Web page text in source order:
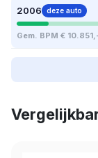
2006 deze auto
Gem. BPM €